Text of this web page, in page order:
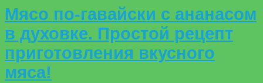
Мясо по-гавайски с ананасом
в духовке. Простой рецепт
приготовления вкусного
мяса!